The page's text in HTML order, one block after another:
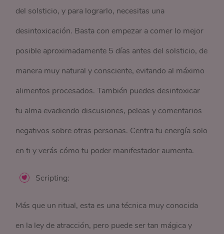
del solsticio, y para lograrlo, necesitas una
desintoxicación. Basta con empezar a comer lo mejor
posible aproximadamente 5 días antes del solsticio, de
manera muy natural y consciente, evitando al máximo
alimentos procesados. También puedes desintoxicar
tu alma evadiendo discusiones, peleas y comentarios
negativos sobre otras personas. Centra tu energía solo
en ti y verás cómo tu poder manifestador aumenta.
Scripting:
Más que un ritual, esta es una técnica muy conocida
en la ley de atracción, pero puede ser tan mágica y